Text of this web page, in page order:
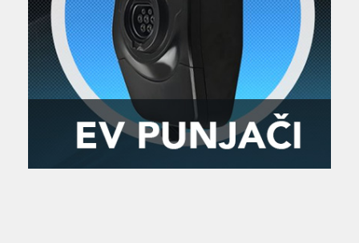
Igor Kukec Brmbi
Slaven Gajdek
MTC - Moto Tour Croatia
Moto putopisi
Vikend vožnje
Zanimljivost
Najave i noviteti